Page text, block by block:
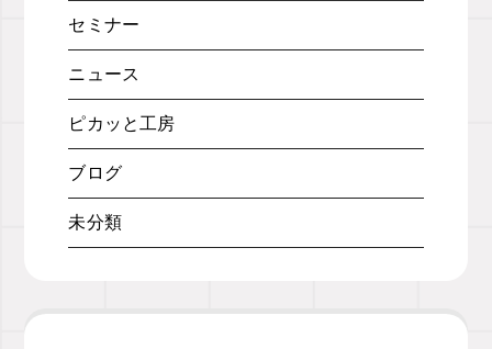
セミナー
ニュース
ピカッと工房
ブログ
未分類